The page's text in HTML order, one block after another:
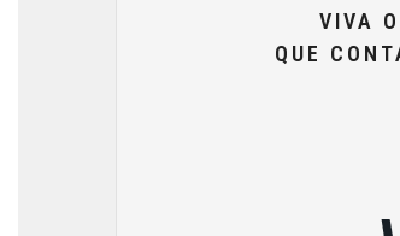
VIVA
QUE